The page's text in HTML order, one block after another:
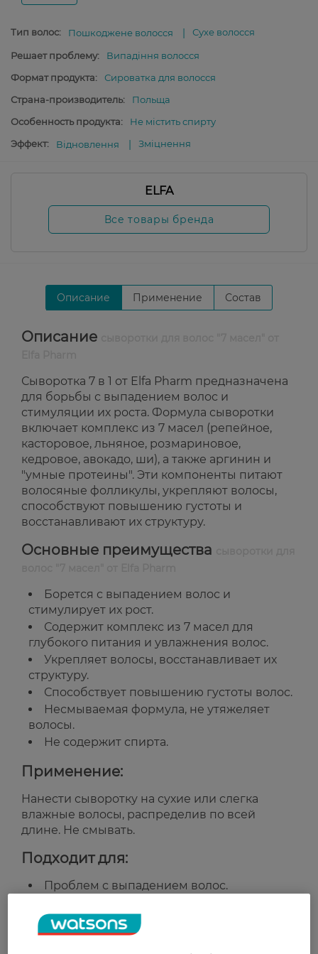
Тип волос: Пошкоджене волосся Сухе волосся
Решает проблему:
Випадіння волосся
Формат продукта:
Сироватка для волосся
Страна-производитель:
Польща
Особенность продукта:
Не містить спирту
Эффект:
Відновлення Зміцнення
ELFA
Все товары бренда
Описание Применение Состав
Описание
Сыворотка 7 в 1 от Elfa Pharm предназначена
для борьбы с выпадением волос и
стимуляции их роста. Формула сыворотки
включает комплекс из 7 масел (репейное,
касторовое, льняное, розмариновое,
кедровое, авокадо, ши), а также аргинин и
"умные протеины". Эти компоненты питают
волосяные фолликулы, укрепляют волосы,
способствуют повышению густоты и
восстанавливают их структуру.
Основные преимущества
Борется с выпадением волос и
стимулирует их рост.
Содержит комплекс из 7 масел для
глубокого питания и увлажнения волос.
Укрепляет волосы, восстанавливает их
структуру.
Способствует повышению густоты волос.
Несмываемая формула, не утяжеляет
волосы.
Не содержит спирта.
Применение:
Нанести сыворотку на сухие или слегка
влажные волосы, распределив по всей
длине. Не смывать.
Подходит для:
Проблем с выпадением волос.
Страна-производитель: